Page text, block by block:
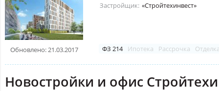
Обновлено: 21.03.2017
Застройщик: «Стройтехинвест»
ФЗ 214 Ипотека Рассрочка
Новостройки и офис